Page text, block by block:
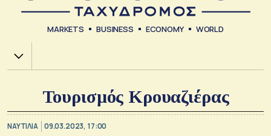
MARKETS BUSINESS ECONOMY WORLD
Χ.Α.
Τουρισμός Κρουαζιέρας
ΝΑΥΤΙΛΙΑ 09.03.2023, 17:00